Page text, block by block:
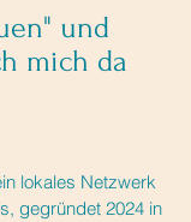
und
mich da
lokales Netzwerk
gegründet 2024 in